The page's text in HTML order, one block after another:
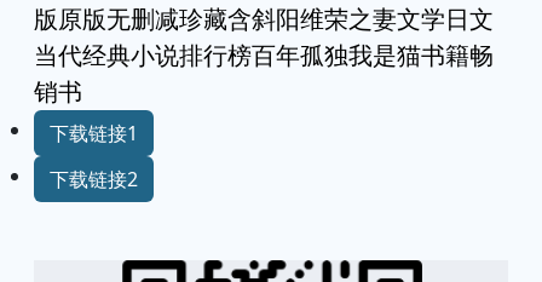
版原版无删减珍藏含斜阳维荣之妻文学日文
当代经典小说排行榜百年孤独我是猫书籍畅
销书
下载链接1
下载链接2